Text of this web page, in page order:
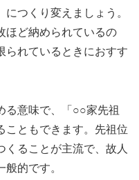
つくり変えましょう。
ほど納められているの
られているときにおすす
る意味で、「○○家先祖
こともできます。先祖位
くることが主流で、故人
的です。